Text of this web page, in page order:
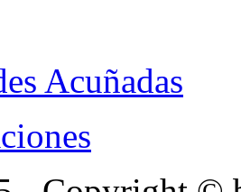
Acuñadas